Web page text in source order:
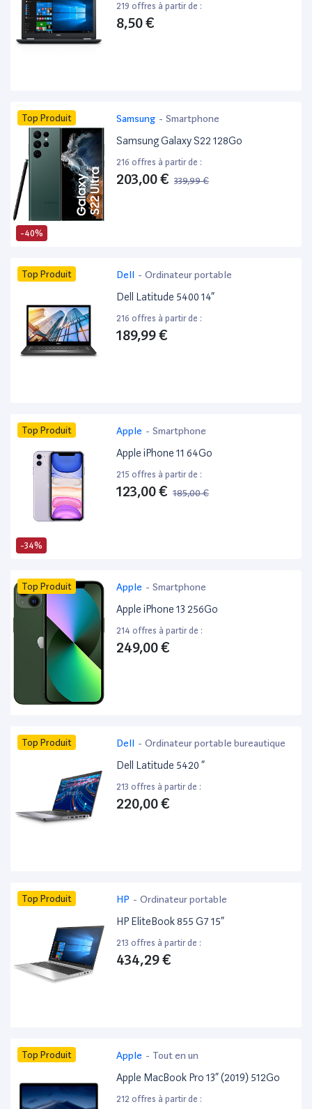
219 offres à partir de :
8,50 €
-40%
Top Produit Samsung - Smartphone
Samsung Galaxy S22 128Go
216 offres à partir de :
203,00 € 339,99 €
Top Produit Dell - Ordinateur portable
Dell Latitude 5400 14”
216 offres à partir de :
189,99 €
-34%
Top Produit Apple - Smartphone
Apple iPhone 11 64Go
215 offres à partir de :
123,00 € 185,00 €
Top Produit Apple - Smartphone
Apple iPhone 13 256Go
214 offres à partir de :
249,00 €
Top Produit Dell - Ordinateur portable bureautique
Dell Latitude 5420 ”
213 offres à partir de :
220,00 €
Top Produit HP - Ordinateur portable
HP EliteBook 855 G7 15”
213 offres à partir de :
434,29 €
Top Produit Apple - Tout en un
Apple MacBook Pro 13” (2019) 512Go
212 offres à partir de :